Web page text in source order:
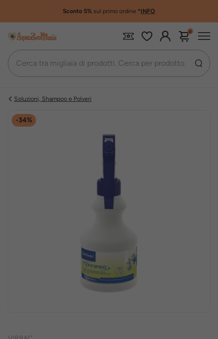
Sconto 5% sul primo ordine *INFO
0
Soluzioni, Shampoo e Polveri
-34%